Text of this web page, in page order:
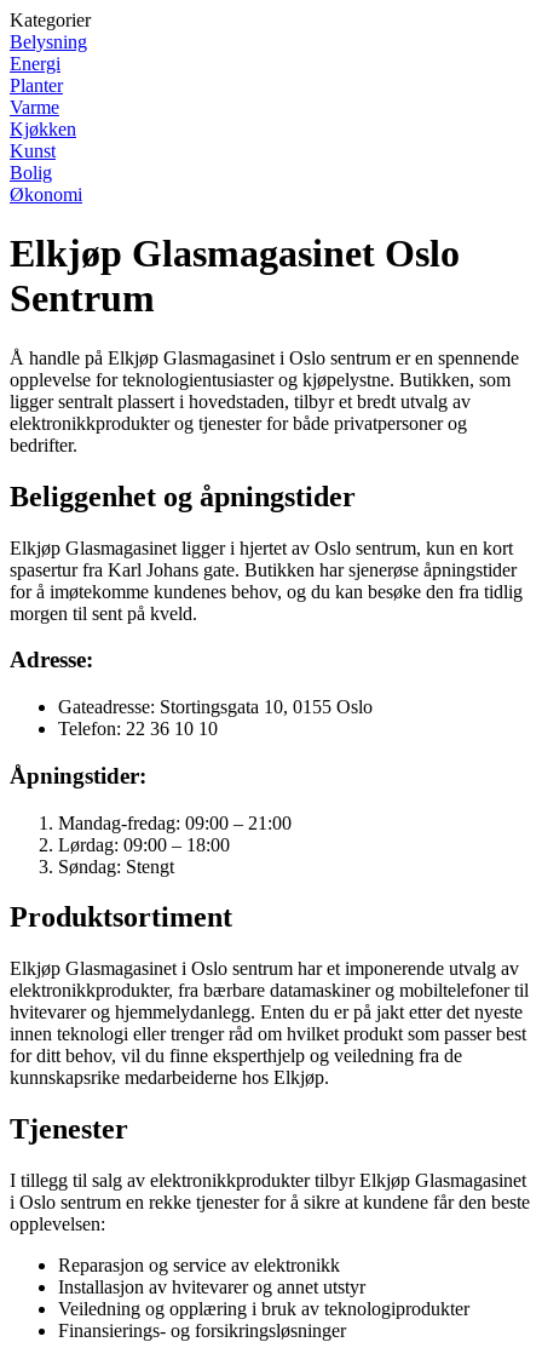
Kategorier
Belysning
Energi
Planter
Varme
Kjøkken
Kunst
Bolig
Økonomi
Elkjøp Glasmagasinet Oslo
Sentrum
Å handle på Elkjøp Glasmagasinet i Oslo sentrum er en spennende
opplevelse for teknologientusiaster og kjøpelystne. Butikken, som
ligger sentralt plassert i hovedstaden, tilbyr et bredt utvalg av
elektronikkprodukter og tjenester for både privatpersoner og
bedrifter.
Beliggenhet og åpningstider
Elkjøp Glasmagasinet ligger i hjertet av Oslo sentrum, kun en kort
spasertur fra Karl Johans gate. Butikken har sjenerøse åpningstider
for å imøtekomme kundenes behov, og du kan besøke den fra tidlig
morgen til sent på kveld.
Adresse:
Gateadresse: Stortingsgata 10, 0155 Oslo
Telefon: 22 36 10 10
Åpningstider:
Mandag-fredag: 09:00 – 21:00
Lørdag: 09:00 – 18:00
Søndag: Stengt
Produktsortiment
Elkjøp Glasmagasinet i Oslo sentrum har et imponerende utvalg av
elektronikkprodukter, fra bærbare datamaskiner og mobiltelefoner til
hvitevarer og hjemmelydanlegg. Enten du er på jakt etter det nyeste
innen teknologi eller trenger råd om hvilket produkt som passer best
for ditt behov, vil du finne eksperthjelp og veiledning fra de
kunnskapsrike medarbeiderne hos Elkjøp.
Tjenester
I tillegg til salg av elektronikkprodukter tilbyr Elkjøp Glasmagasinet
i Oslo sentrum en rekke tjenester for å sikre at kundene får den beste
opplevelsen:
Reparasjon og service av elektronikk
Installasjon av hvitevarer og annet utstyr
Veiledning og opplæring i bruk av teknologiprodukter
Finansierings- og forsikringsløsninger